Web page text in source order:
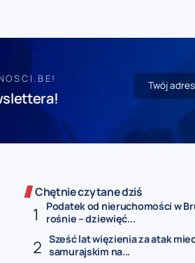
Chętnie czytane dziś
Podatek od nieruchomości w
rośnie – dziewięć...
Sześć lat więzienia za atak
samurajskim na...